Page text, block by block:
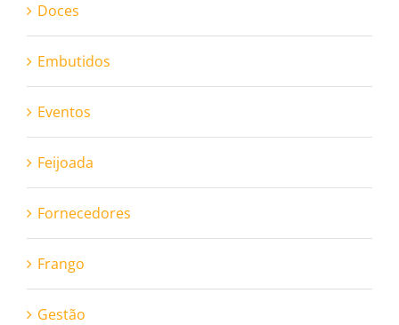
Doces
Embutidos
Eventos
Feijoada
Fornecedores
Frango
Gestão